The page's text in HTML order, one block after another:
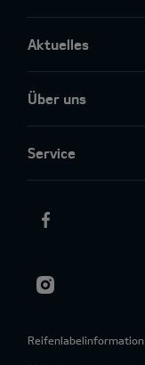
Aktuelles
Über uns
Service
Reifenlabelinformation